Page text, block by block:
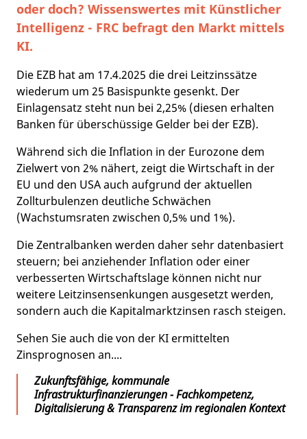
oder doch? Wissenswertes mit Künstlicher
Intelligenz - FRC befragt den Markt mittels
KI.
Die EZB hat am 17.4.2025 die drei Leitzinssätze
wiederum um 25 Basispunkte gesenkt. Der
Einlagensatz steht nun bei 2,25% (diesen erhalten
Banken für überschüssige Gelder bei der EZB).
Während sich die Inflation in der Eurozone dem
Zielwert von 2% nähert, zeigt die Wirtschaft in der
EU und den USA auch aufgrund der aktuellen
Zollturbulenzen deutliche Schwächen
(Wachstumsraten zwischen 0,5% und 1%).
Die Zentralbanken werden daher sehr datenbasiert
steuern; bei anziehender Inflation oder einer
verbesserten Wirtschaftslage können nicht nur
weitere Leitzinsensenkungen ausgesetzt werden,
sondern auch die Kapitalmarktzinsen rasch steigen.
Sehen Sie auch die von der KI ermittelten
Zinsprognosen an....
Zukunftsfähige, kommunale
Infrastrukturfinanzierungen - Fachkompetenz,
Digitalisierung & Transparenz im regionalen Kontext